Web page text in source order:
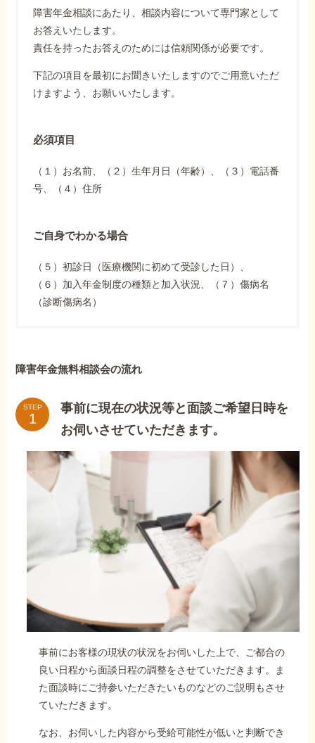
障害年金相談にあたり、相談内容について専門家として
お答えいたします。
責任を持ったお答えのためには信頼関係が必要です。
下記の項目を最初にお聞きいたしますのでご用意いただ
けますよう、お願いいたします。
必須項目
（１）お名前、（２）生年月日（年齢）、（３）電話番
号、（４）住所
ご自身でわかる場合
（５）初診日（医療機関に初めて受診した日）、
（６）加入年金制度の種類と加入状況、（７）傷病名
（診断傷病名）
障害年金無料相談会の流れ
STEP
事前に現在の状況等と面談ご希望日時を
お伺いさせていただきます。
事前にお客様の現状の状況をお伺いした上で、ご都合の
良い日程から面談日程の調整をさせていただきます。ま
た面談時にご持参いただきたいものなどのご説明もさせ
ていただきます。
なお、お伺いした内容から受給可能性が低いと判断でき